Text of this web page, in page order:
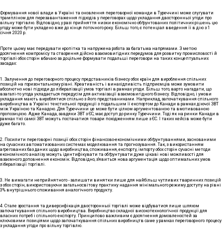
Формування нової влади в Україні та оновлення переговорної команди в Туреччині може слугувати
трампліном для перезавантаження підходів у переговорах щодо укладання двосторонньої угоди про
вільну торгівлю. Відповідно, у разі прийняття низки економічно обґрунтованих політичних рішень цю
угоду може бути укладено вже до кінця поточного року. Більш того, є потенціал введення її в дію з 1
січня 2020 р.
Проте цьому має передувати кропітка та напружена робота за багатьма напрямами. З метою
досягнення компромісу та створення дійсно взаємовигідних передумов для розвитку промисловості й
торгівлі обох сторін вбачаю за доцільне формувати подальші переговори на таких концептуальних
засадах:
1. Залучення до переговорного процесу представників бізнесу обох країн для вироблення спільних
позицій на горизонтальному рівні. Креативність і винахідливість підприємців може зумовити
абсолютно нові підходи до лібералізації умов торгівлі в рамках угоди. Більш того, варто нагадати, що
взагалі-то угода укладається передусім для активізації взаємовигідного бізнесу. Відповідно, і умови
укладання мають вироблятися спільно з його представниками. Наприклад, започаткування спільного
виробництва в Україні текстильної продукції з подальшим її експортом до Канади в рамках діючої ЗВТ
між Україною та Канадою. Для Туреччини це може бути цілком аргументованою та вмотивованою
пропозицією. Адже Канада, завдяки ЗВТ з ЄС, має доступ до ринку Туреччини. Тоді як на ринки Канади в
рамках тієї самої ЗВТ можуть постачатися товари походженням лише з ЄС. І таких кейсів може бути
дуже багато.
2. Посилити переговорні позиції обох сторін фінансово-економічними обґрунтуваннями, заснованими
на сучасних автоматизованих системах моделювання та прогнозування. Так, з використанням
агрегованих баз даних щодо виробництва, споживання, експорту, імпорту обох сторін сучасні методи
економічного аналізу можуть ідентифікувати та обґрунтувати дуже цікаві нові можливості для
взаємного доповнення економік. Відповідно, з'явиться нова аргументація щодо оптимальних умов
лібералізації торгівлі.
3. Не вимагати неприйнятного - залишати винятки лише для найбільш чутливих тваринних позицій
з обох сторін, використовуючи загальносвітову практику надання мінімального режиму доступу на рівні
3% внутрішнього споживання аналогічного продукту.
4. Стале зростання та диверсифікація двосторонньої торгівлі може відбуватися лише шляхом
започаткування спільного виробництва. Виробництво складної високотехнологічної продукції для
власних потреб і спільного експорту. Принципово важливим є досягнення домовленостей за
ключовими позиціями щодо започаткування спільних виробництв саме у рамках переговорного процесу
з укладання угоди про вільну торгівлю.